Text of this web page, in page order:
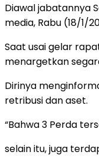
Diawal jabatannya
media, Rabu (18/1/
Saat usai gelar
menargetkan
Dirinya
retribusi dan aset.
“Bahwa 3 Perda
selain itu, juga